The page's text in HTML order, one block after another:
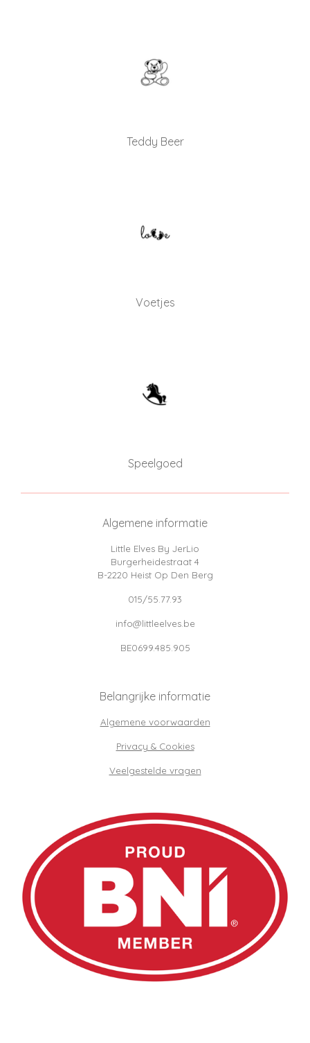
Teddy Beer
Voetjes
Speelgoed
Algemene informatie
Little Elves By JerLio
Burgerheidestraat 4
B-2220 Heist Op Den Berg
015/55.77.93
info@littleelves.be
BE0699.485.905
Belangrijke informatie
Algemene voorwaarden
Privacy & Cookies
Veelgestelde vragen